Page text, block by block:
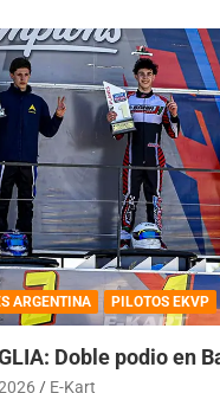
ARGENTINA PILOTOS EKVP
Doble podio en
E-Kart